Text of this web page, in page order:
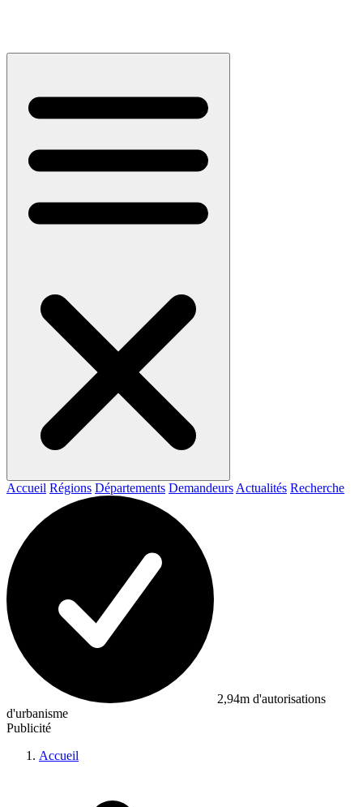
Accueil Régions Départements Demandeurs Actualités Recherche
2,94m d'autorisations
d'urbanisme
Publicité
Accueil